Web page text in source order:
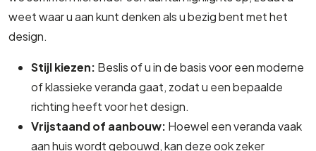
weet waar u aan kunt denken als u bezig bent met het
design.
Stijl kiezen: Beslis of u in de basis voor een moderne
of klassieke veranda gaat, zodat u een bepaalde
richting heeft voor het design.
Vrijstaand of aanbouw: Hoewel een veranda vaak
aan huis wordt gebouwd, kan deze ook zeker